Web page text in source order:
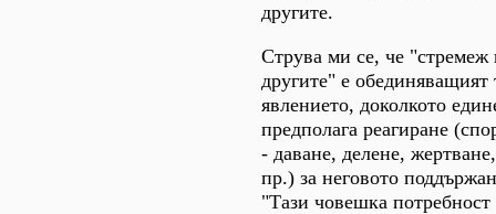
другите.
Струва ми се, че "стремеж
другите" е обединяващият
явлението, доколкото
предполага реагиране
- даване, делене,
пр.) за неговото
"Тази човешка потребност